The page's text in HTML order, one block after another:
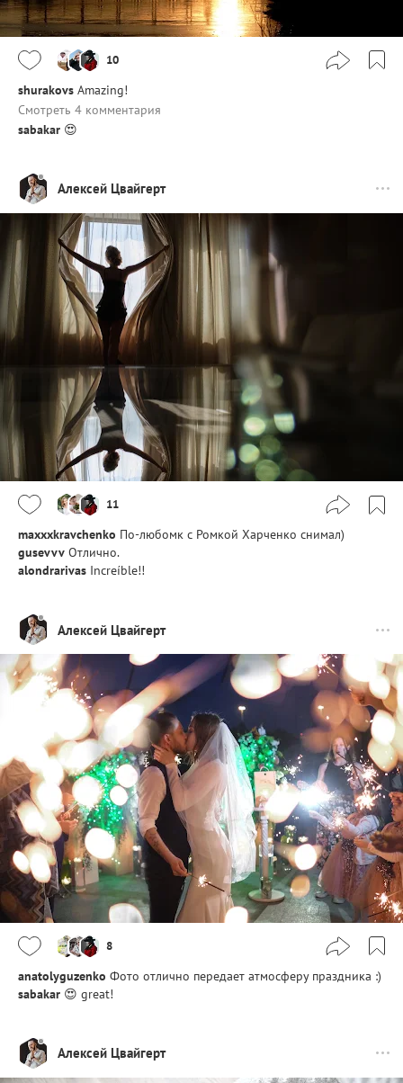
10
shurakovs Amazing!
Смотреть 4 комментария
sabakar 😍
Алексей Цвайгерт
11
maxxxkravchenko По-любомк с Ромкой Харченко снимал)
gusevvv Отлично.
alondrarivas Increíble!!
Алексей Цвайгерт
8
anatolyguzenko Фото отлично передает атмосферу праздника :)
sabakar 😍 great!
Алексей Цвайгерт